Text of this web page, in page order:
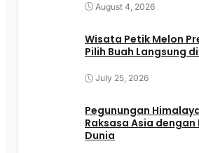
August 4, 2026
Wisata Petik Melon
Pilih Buah Langsung
July 25, 2026
Pegunungan
Raksasa Asia
Dunia